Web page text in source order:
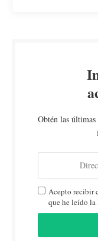
Obtén las
Acepto recibir
que he leído